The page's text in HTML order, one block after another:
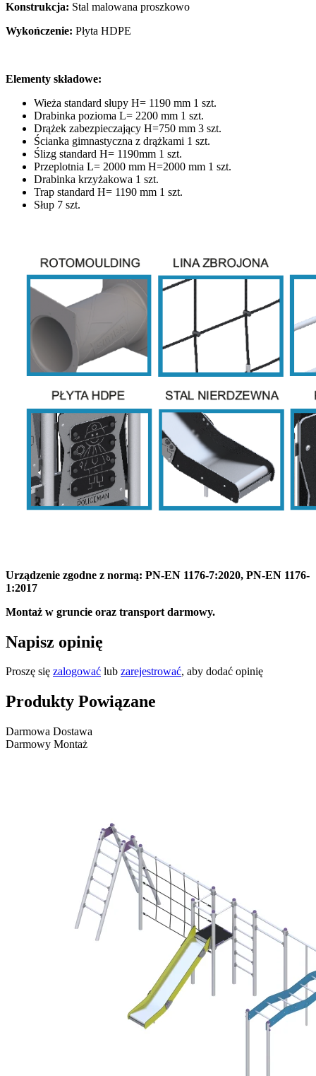
Konstrukcja: Stal malowana proszkowo
Wykończenie: Płyta HDPE
Elementy składowe:
Wieża standard słupy H= 1190 mm 1 szt.
Drabinka pozioma L= 2200 mm 1 szt.
Drążek zabezpieczający H=750 mm 3 szt.
Ścianka gimnastyczna z drążkami 1 szt.
Ślizg standard H= 1190mm 1 szt.
Przeplotnia L= 2000 mm H=2000 mm 1 szt.
Drabinka krzyżakowa 1 szt.
Trap standard H= 1190 mm 1 szt.
Słup 7 szt.
Urządzenie zgodne z normą: PN-EN 1176-7:2020, PN-EN 1176-
1:2017
Montaż w gruncie oraz transport darmowy.
Napisz opinię
Proszę się zalogować lub zarejestrować, aby dodać opinię
Produkty Powiązane
Darmowa Dostawa
Darmowy Montaż